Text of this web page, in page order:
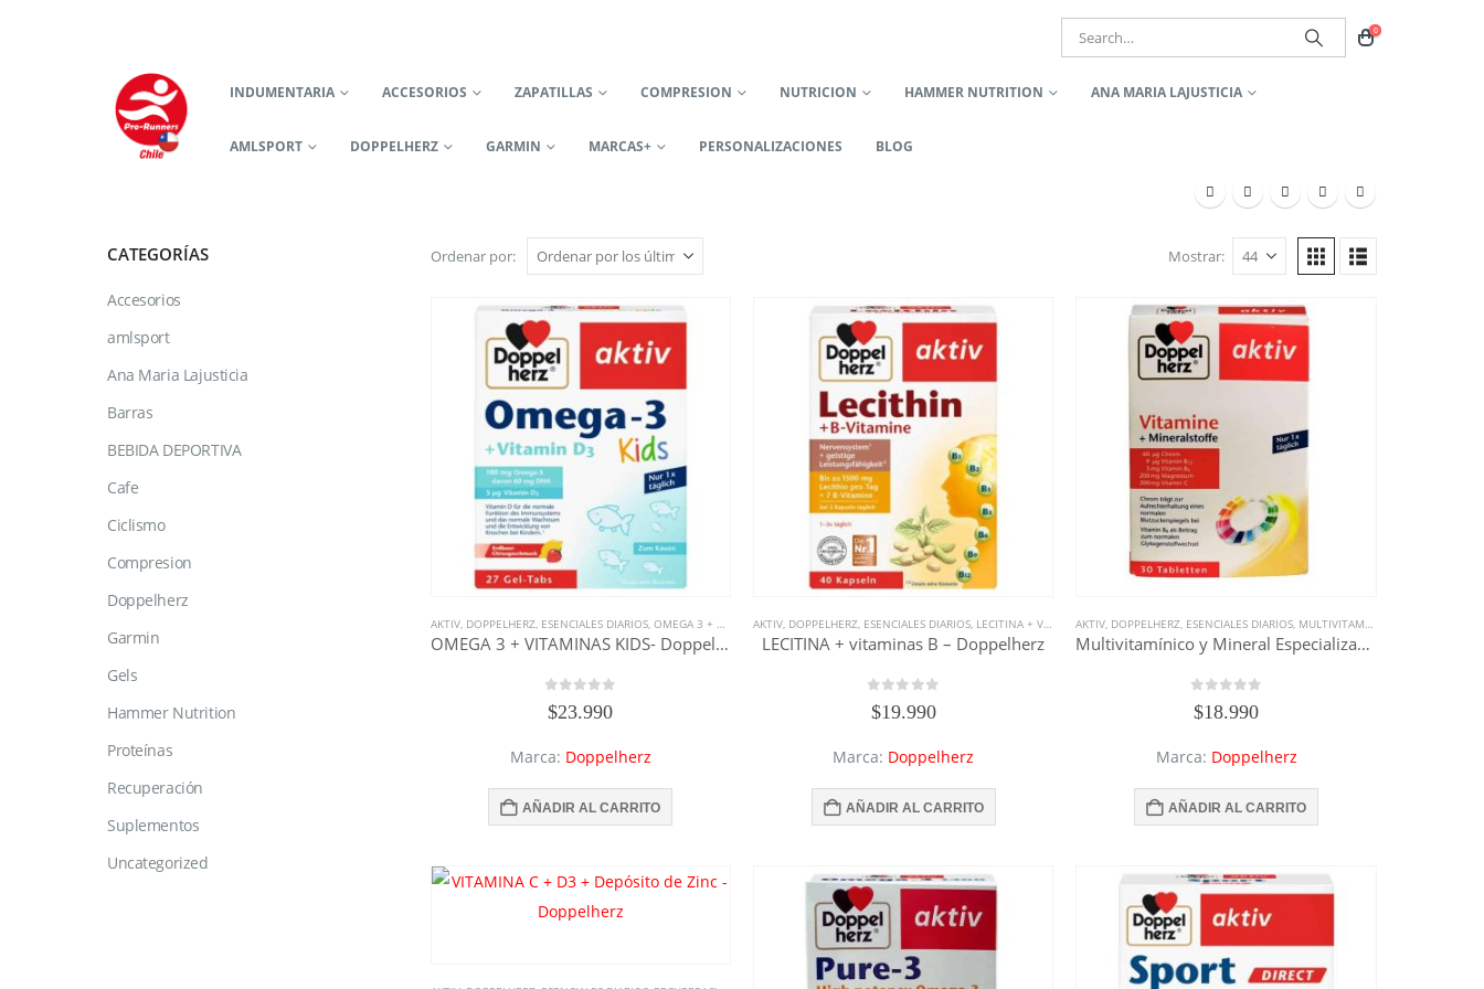
0
INDUMENTARIA ACCESORIOS ZAPATILLAS COMPRESION NUTRICION HAMMER NUTRITION ANA MARIA LAJUSTICIA
AMLSPORT DOPPELHERZ GARMIN MARCAS+ PERSONALIZACIONES BLOG
Ordenar por: Mostrar:
AKTIV, DOPPELHERZ, ESENCIALES DIARIOS, OMEGA 3 + VITAMINAS KIDS ,OMEGA3,RECUPERACIÓN,SUPLEMENTOS,TODO DOPPELHERZ,TODOS LOS SUPLEMENTOS
OMEGA 3 + VITAMINAS KIDS- Doppelherz
0
$23.990
Marca: Doppelherz
AÑADIR AL CARRITO
AKTIV, DOPPELHERZ, ESENCIALES DIARIOS, LECITINA + VITAMINAS B , RECUPERACIÓN,SUPLEMENTOS,TODO DOPPELHERZ
LECITINA + vitaminas B – Doppelherz
0
$19.990
Marca: Doppelherz
AÑADIR AL CARRITO
AKTIV, DOPPELHERZ, ESENCIALES DIARIOS, MULTIVITAMÍNICO Y MINERAL ESPECIALIZADO
Multivitamínico y Mineral Especializado – Doppelherz
0
$18.990
Marca: Doppelherz
AÑADIR AL CARRITO
CATEGORÍAS
Accesorios
amlsport
Ana Maria Lajusticia
Barras
BEBIDA DEPORTIVA
Cafe
Ciclismo
Compresion
Doppelherz
Garmin
Gels
Hammer Nutrition
Proteínas
Recuperación
Suplementos
Uncategorized